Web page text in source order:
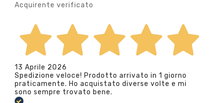
Acquirente verificato
13 Aprile 2026
Spedizione veloce! Prodotto arrivato in 1 giorno
praticamente. Ho acquistato diverse volte e mi
sono sempre trovato bene.